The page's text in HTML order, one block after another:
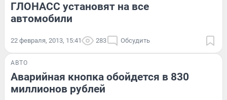
ГЛОНАСС установят на все
автомобили
22 февраля, 2013, 15:41 283 Обсудить
АВТО
Аварийная кнопка обойдется в 830
миллионов рублей